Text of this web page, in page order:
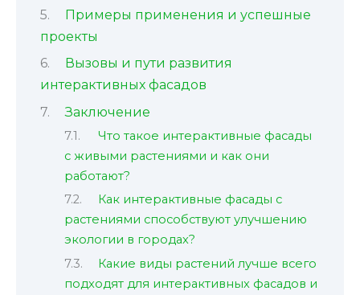
Примеры применения и успешные
проекты
Вызовы и пути развития
интерактивных фасадов
Заключение
Что такое интерактивные фасады
с живыми растениями и как они
работают?
Как интерактивные фасады с
растениями способствуют улучшению
экологии в городах?
Какие виды растений лучше всего
подходят для интерактивных фасадов и